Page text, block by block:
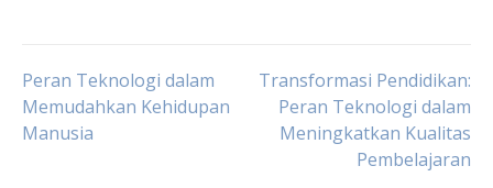
Post
navigation
Peran Teknologi dalam
Memudahkan Kehidupan
Manusia
Transformasi Pendidikan:
Peran Teknologi dalam
Meningkatkan Kualitas
Pembelajaran